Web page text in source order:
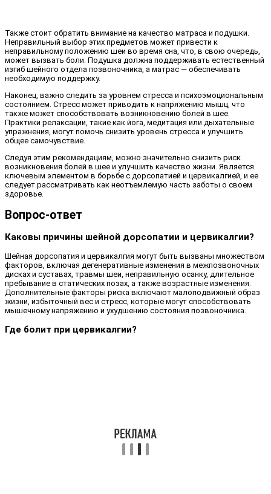
Также стоит обратить внимание на качество матраса и подушки.
Неправильный выбор этих предметов может привести к
неправильному положению шеи во время сна, что, в свою очередь,
может вызвать боли. Подушка должна поддерживать естественный
изгиб шейного отдела позвоночника, а матрас — обеспечивать
необходимую поддержку.
Наконец, важно следить за уровнем стресса и психоэмоциональным
состоянием. Стресс может приводить к напряжению мышц, что
также может способствовать возникновению болей в шее.
Практики релаксации, такие как йога, медитация или дыхательные
упражнения, могут помочь снизить уровень стресса и улучшить
общее самочувствие.
Следуя этим рекомендациям, можно значительно снизить риск
возникновения болей в шее и улучшить качество жизни. Является
ключевым элементом в борьбе с дорсопатией и цервикалгией, и ее
следует рассматривать как неотъемлемую часть заботы о своем
здоровье.
Вопрос-ответ
Каковы причины шейной дорсопатии и цервикалгии?
Шейная дорсопатия и цервикалгия могут быть вызваны множеством
факторов, включая дегенеративные изменения в межпозвоночных
дисках и суставах, травмы шеи, неправильную осанку, длительное
пребывание в статических позах, а также возрастные изменения.
Дополнительные факторы риска включают малоподвижный образ
жизни, избыточный вес и стресс, которые могут способствовать
мышечному напряжению и ухудшению состояния позвоночника.
Где болит при цервикалгии?